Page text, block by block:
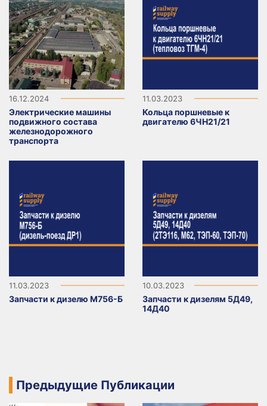
16.12.2024
Электрические машины
подвижного состава
железнодорожного
транспорта
11.03.2023
Кольца поршневые к
двигателю 6ЧН21/21
11.03.2023
Запчасти к дизелю М756-Б
10.03.2023
Запчасти к дизелям 5Д49,
14Д40
Предыдущие Публикации